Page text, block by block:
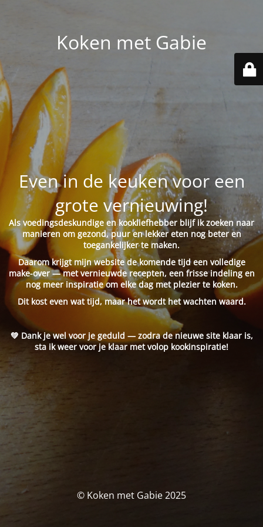
Koken met Gabie
Even in de keuken voor een
grote vernieuwing!
Als voedingsdeskundige en kookliefhebber blijf ik zoeken naar
manieren om gezond, puur en lekker eten nog beter en
toegankelijker te maken.
Daarom krijgt mijn website de komende tijd een volledige
make-over — met vernieuwde recepten, een frisse indeling en
nog meer inspiratie om elke dag met plezier te koken.
Dit kost even wat tijd, maar het wordt het wachten waard.
💚 Dank je wel voor je geduld — zodra de nieuwe site klaar is,
sta ik weer voor je klaar met volop kookinspiratie!
© Koken met Gabie 2025